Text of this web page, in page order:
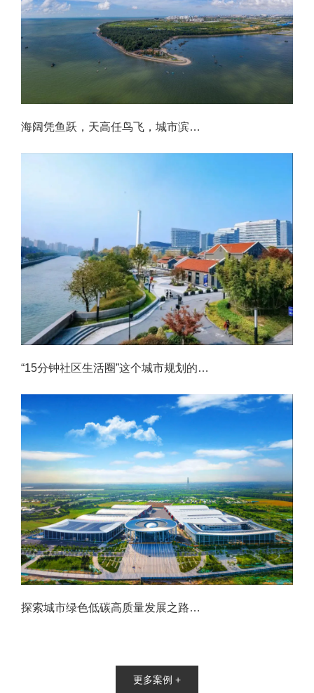
海阔凭鱼跃，天高任鸟飞，城市滨海空间规划如何“道法自然”
“15分钟社区生活圈”这个城市规划的新方向，你感受到了吗？
探索城市绿色低碳高质量发展之路，今天谈谈济南新旧动能转换起步区
更多案例 +